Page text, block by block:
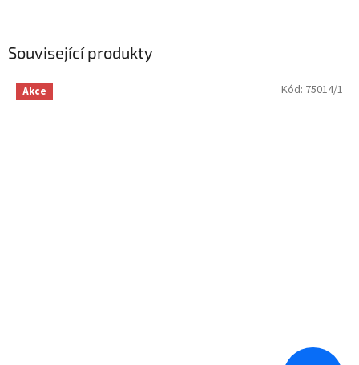
Související produkty
Akce Kód: 75014/1